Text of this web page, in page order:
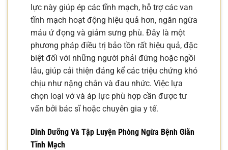
lực này giúp ép các tĩnh mạch, hỗ trợ các van
tĩnh mạch hoạt động hiệu quả hơn, ngăn ngừa
máu ứ đọng và giảm sưng phù. Đây là một
phương pháp điều trị bảo tồn rất hiệu quả, đặc
biệt đối với những người phải đứng hoặc ngồi
lâu, giúp cải thiện đáng kể các triệu chứng khó
chịu như nặng chân và đau nhức. Việc lựa
chọn loại vớ và áp lực phù hợp cần được tư
vấn bởi bác sĩ hoặc chuyên gia y tế.
Dinh Dưỡng Và Tập Luyện Phòng Ngừa Bệnh Giãn
Tĩnh Mạch